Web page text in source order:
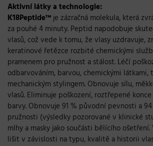
Aktivní látky a technologie:
K18Peptide™je zázračná molekula, která
za pouhé 4 minuty. Peptid napodobuje skute
vlasů, což vede k tomu, že vlasy uzdravuje,
keratinové řetězce rozbité chemickými služ
pramenem pro pružnost a stálost. Léčí
odbarvováním, barvou, chemickými látkami,
mechanickým stylingem. Obnovuje sílu,
vlasů. Eliminuje poškození, roztřepené
barvy. Obnovuje 91 % původní pevnosti a
pružnosti (výsledky pozorované v klinické
mlhy a masky jako součásti bělícího
lišit v závislosti na typu, kvalitě a historii